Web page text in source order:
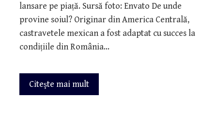
lansare pe piață. Sursă foto: Envato De unde
provine soiul? Originar din America Centrală,
castravetele mexican a fost adaptat cu succes la
condițiile din România…
Citeşte mai mult